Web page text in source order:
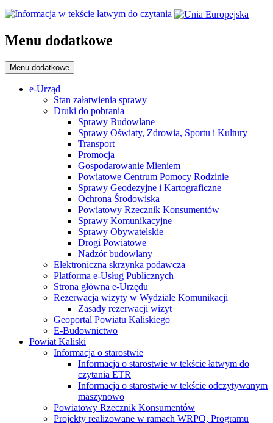
Menu dodatkowe
Menu dodatkowe
e-Urząd
Stan załatwienia sprawy
Druki do pobrania
Sprawy Budowlane
Sprawy Oświaty, Zdrowia, Sportu i Kultury
Transport
Promocja
Gospodarowanie Mieniem
Powiatowe Centrum Pomocy Rodzinie
Sprawy Geodezyjne i Kartograficzne
Ochrona Środowiska
Powiatowy Rzecznik Konsumentów
Sprawy Komunikacyjne
Sprawy Obywatelskie
Drogi Powiatowe
Nadzór budowlany
Elektroniczna skrzynka podawcza
Platforma e-Usług Publicznych
Strona główna e-Urzędu
Rezerwacja wizyty w Wydziale Komunikacji
Zasady rezerwacji wizyt
Geoportal Powiatu Kaliskiego
E-Budownictwo
Powiat Kaliski
Informacja o starostwie
Informacja o starostwie w tekście łatwym do
czytania ETR
Informacja o starostwie w tekście odczytywanym
maszynowo
Powiatowy Rzecznik Konsumentów
Projekty realizowane w ramach WRPO, Programu